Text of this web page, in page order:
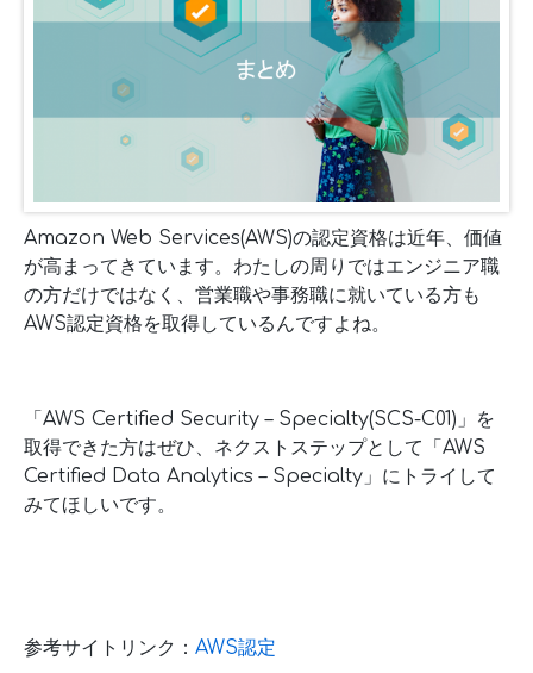
Amazon Web Services(AWS)の認定資格は近年、価値
が高まってきています。わたしの周りではエンジニア職
の方だけではなく、営業職や事務職に就いている方も
AWS認定資格を取得しているんですよね。
「AWS Certified Security – Specialty(SCS-C01)」を
取得できた方はぜひ、ネクストステップとして「AWS
Certified Data Analytics – Specialty」にトライして
みてほしいです。
参考サイトリンク： AWS認定